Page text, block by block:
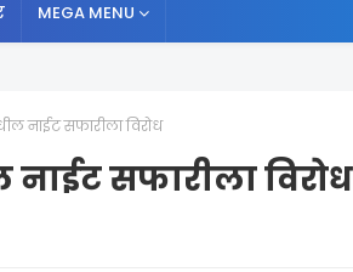
MEGA MENU
नाईट सफारीला विरोध
सफारीला विरोध